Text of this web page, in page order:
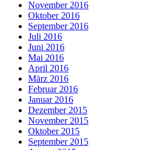
November 2016
Oktober 2016
September 2016
Juli 2016
Juni 2016
Mai 2016
April 2016
März 2016
Februar 2016
Januar 2016
Dezember 2015
November 2015
Oktober 2015
September 2015